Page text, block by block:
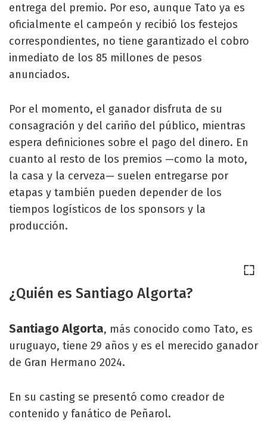
entrega del premio. Por eso, aunque Tato ya es
oficialmente el campeón y recibió los festejos
correspondientes, no tiene garantizado el cobro
inmediato de los 85 millones de pesos
anunciados.
Por el momento, el ganador disfruta de su
consagración y del cariño del público, mientras
espera definiciones sobre el pago del dinero. En
cuanto al resto de los premios —como la moto,
la casa y la cerveza— suelen entregarse por
etapas y también pueden depender de los
tiempos logísticos de los sponsors y la
producción.
¿Quién es Santiago Algorta?
Santiago Algorta, más conocido como Tato, es
uruguayo, tiene 29 años y es el merecido ganador
de Gran Hermano 2024.
En su casting se presentó como creador de
contenido y fanático de Peñarol.